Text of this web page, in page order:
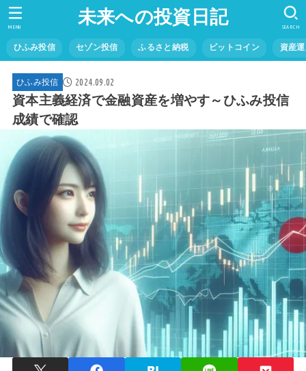
未来への投資日記
ひふみ投信 セゾン投信 ふるさと納税 ビットコイン 資産
SEARCH
MENU
ひふみ投信 2024.09.02
資本主義経済で金融資産を増やす～ひふみ投信
成績で確認